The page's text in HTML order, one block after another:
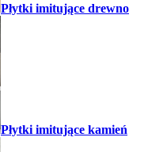
Płytki imitujące drewno
Płytki imitujące kamień